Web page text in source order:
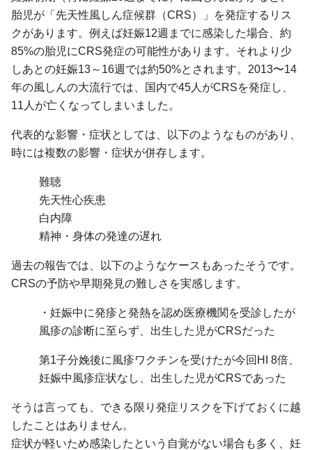
胎児が「先天性風しん症候群（CRS）」を発症するリス
クがあります。例えば妊娠12週までに感染した場合、約
85%の胎児にCRS発症の可能性があります。それより少
しあとの妊娠13～16週では約50%とされます。2013〜14
年の風しんの大流行では、国内で45人がCRSを発症し、
11人が亡くなってしまいました。
代表的な影響・症状としては、以下のようなものがあり、
時には複数の影響・症状が併存します。
難聴
先天性心疾患
白内障
精神・身体の発達の遅れ
過去の報告では、以下のようなケースもあったそうです。
CRSの予防や早期発見の難しさを実感します。
・妊娠中に発疹と発熱を認め医療機関を受診したが
風疹の診断に至らず、出生した児がCRSだった
第1子分娩後に風疹ワクチンを受けたが今回HI 8倍、
妊娠中風疹症状なし、出生した児がCRSであった
そうは言っても、できる限り発症リスクを下げておくに越
したことはありません。
症状が軽いため感染したという自覚がない場合も多く、妊